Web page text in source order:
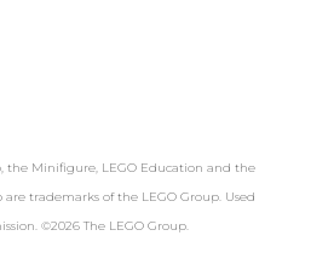
the Minifigure, LEGO Education and the
are trademarks of the LEGO Group. Used
©2026 The LEGO Group.